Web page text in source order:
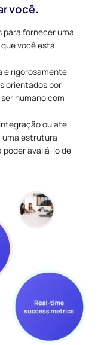
você.
para fornecer uma
você está
e rigorosamente
orientados por
humano com
ou até
uma estrutura
poder avaliá-lo de